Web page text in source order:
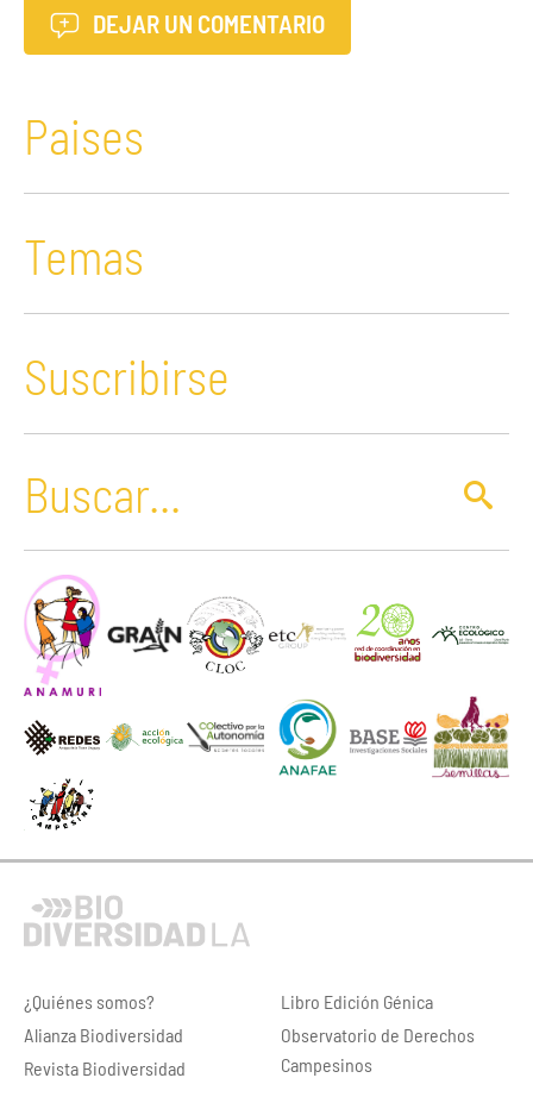
DEJAR UN COMENTARIO
Paises
Temas
Suscribirse
¿Quiénes somos?
Alianza Biodiversidad
Revista Biodiversidad
Libro Edición Génica
Observatorio de Derechos
Campesinos